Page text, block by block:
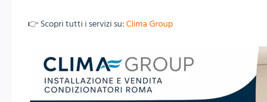
👉 Scopri tutti i servizi su: Clima Group